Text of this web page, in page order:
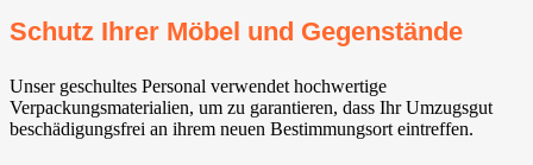
Schutz Ihrer Möbel und Gegenstände
Unser geschultes Personal verwendet hochwertige
Verpackungsmaterialien, um zu garantieren, dass Ihr Umzugsgut
beschädigungsfrei an ihrem neuen Bestimmungsort eintreffen.